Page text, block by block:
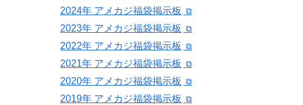
2024年 アメカジ福袋掲示板
2023年 アメカジ福袋掲示板
2022年 アメカジ福袋掲示板
2021年 アメカジ福袋掲示板
2020年 アメカジ福袋掲示板
2019年 アメカジ福袋掲示板